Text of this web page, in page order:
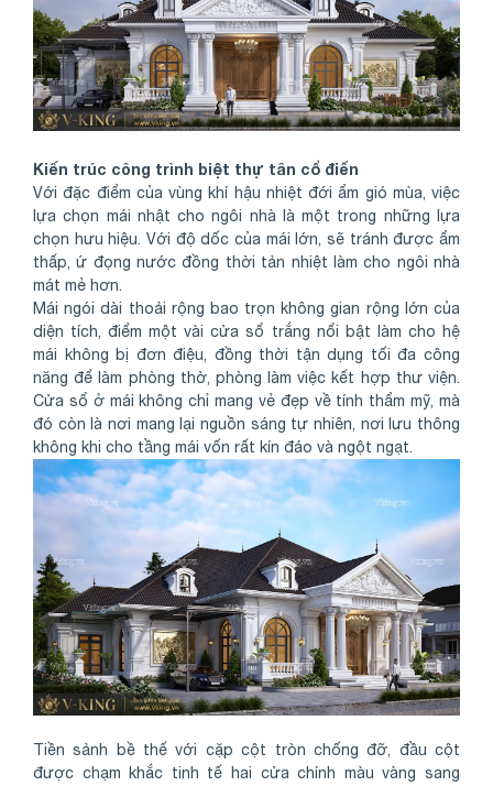
Kiến trúc công trình biệt thự tân cổ điển
Với đặc điểm của vùng khí hậu nhiệt đới ẩm gió mùa, việc
lựa chọn mái nhật cho ngôi nhà là một trong những lựa
chọn hưu hiệu. Với độ dốc của mái lớn, sẽ tránh được ẩm
thấp, ứ đọng nước đồng thời tản nhiệt làm cho ngôi nhà
mát mẻ hơn.
Mái ngói dài thoải rộng bao trọn không gian rộng lớn của
diện tích, điểm một vài cửa sổ trắng nổi bật làm cho hệ
mái không bị đơn điệu, đồng thời tận dụng tối đa công
năng để làm phòng thờ, phòng làm việc kết hợp thư viện.
Cửa sổ ở mái không chỉ mang vẻ đẹp về tính thẩm mỹ, mà
đó còn là nơi mang lại nguồn sáng tự nhiên, nơi lưu thông
không khi cho tầng mái vốn rất kín đáo và ngột ngạt.
Tiền sảnh bề thế với cặp cột tròn chống đỡ, đầu cột
được chạm khắc tinh tế hai cửa chính màu vàng sang